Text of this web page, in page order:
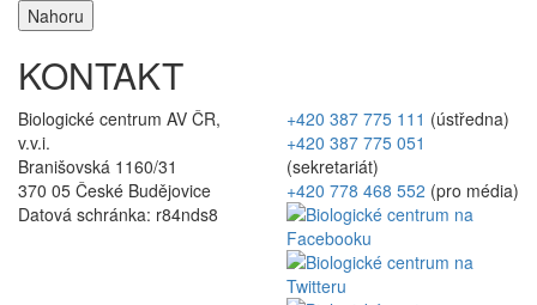
Nahoru
KONTAKT
Biologické centrum AV ČR,
v.v.i.
Branišovská 1160/31
370 05 České Budějovice
Datová schránka: r84nds8
+420 387 775 111 (ústředna)
+420 387 775 051
(sekretariát)
+420 778 468 552 (pro média)